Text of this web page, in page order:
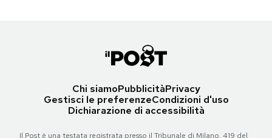
Chi siamoPubblicitàPrivacy
Gestisci le preferenzeCondizioni d'uso
Dichiarazione di accessibilità
Il Post è una testata registrata presso il Tribunale di Milano, 419 del